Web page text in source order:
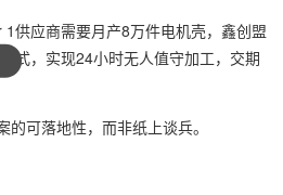
供应商需要月产8万件电机壳，鑫创盟
式，实现24小时无人值守加工，交期
的可落地性，而非纸上谈兵。